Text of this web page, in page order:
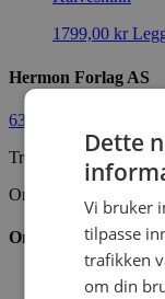
1799,00 kr
Hermon Forlag AS
63 80 30 99
Trondheimsveien 50
Org.nr. 889 204 982
Om oss
Vår visjon
Dette
Vi bruker
tilpasse
trafikken
om din